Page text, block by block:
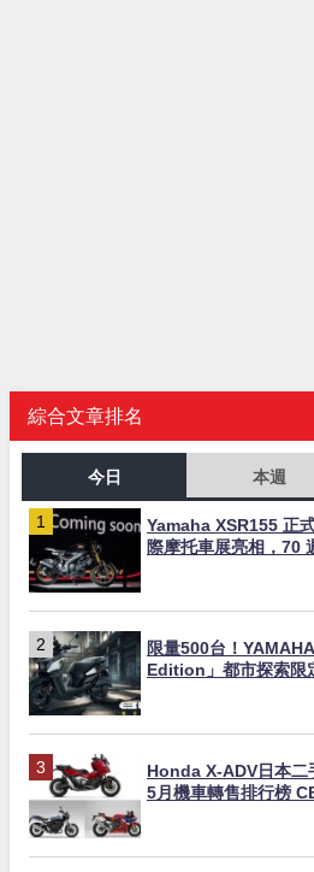
綜合文章排名
今日 本週
Yamaha XSR155 正
際摩托車展亮相，70
限量500台！
Edition」都市探索限
Honda X-ADV日本二
5月機車轉售排行榜